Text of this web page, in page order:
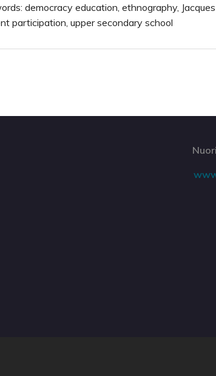
democracy education, ethnography,
participation, upper secondary school